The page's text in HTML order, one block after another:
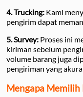
4. Trucking: Kami
pengirim dapat
5. Survey: Proses ini
kiriman sebelum
volume barang juga
pengiriman yang
Mengapa Memilih